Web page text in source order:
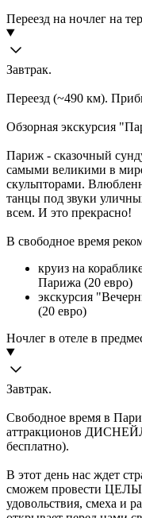
Переезд на ночлег на
Завтрак.
Переезд (~490 км).
Обзорная экскурсия
Париж - сказочный
самыми великими в
скульпторами.
танцы под звуки
всем. И это прекрасно!
В свободное время
круиз на
Парижа (20 евро)
экскурсия
(20 евро)
Ночлег в отеле в
Завтрак.
Свободное время в
аттракционов
бесплатно).
В этот день нас ждет
сможем провести
удовольствия, смеха и